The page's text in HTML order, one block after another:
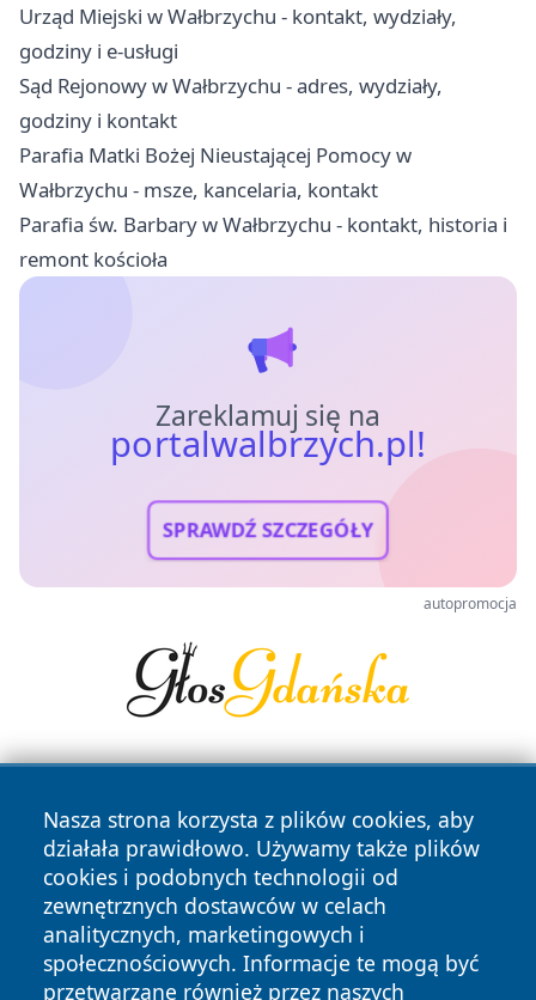
Urząd Miejski w Wałbrzychu - kontakt, wydziały,
godziny i e-usługi
Sąd Rejonowy w Wałbrzychu - adres, wydziały,
godziny i kontakt
Parafia Matki Bożej Nieustającej Pomocy w
Wałbrzychu - msze, kancelaria, kontakt
Parafia św. Barbary w Wałbrzychu - kontakt, historia i
remont kościoła
Zareklamuj się na
portalwalbrzych.pl!
SPRAWDŹ SZCZEGÓŁY
autopromocja
Nasza strona korzysta z plików cookies, aby
działała prawidłowo. Używamy także plików
cookies i podobnych technologii od
zewnętrznych dostawców w celach
analitycznych, marketingowych i
społecznościowych. Informacje te mogą być
przetwarzane również przez naszych
Copyright © 2026 portalwalbrzych.pl Wszystkie prawa
zastrzeżone.